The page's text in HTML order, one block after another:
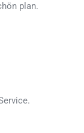
plan.